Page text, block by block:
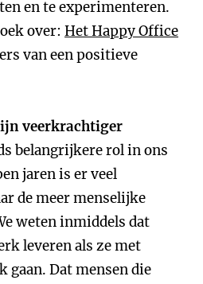
en te experimenteren.
over: Het Happy Office
van een positieve
veerkrachtiger
belangrijkere rol in ons
jaren is er veel
de meer menselijke
weten inmiddels dat
leveren als ze met
gaan. Dat mensen die